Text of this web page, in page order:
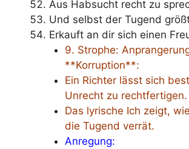
Aus Habsucht recht zu
Und selbst der Tugend
Erkauft an dir sich einen
9. Strophe:
**Korruption**:
Ein Richter lässt sich
Unrecht zu rechtfertigen.
Das lyrische Ich zeigt,
die Tugend verrät.
Anregung: